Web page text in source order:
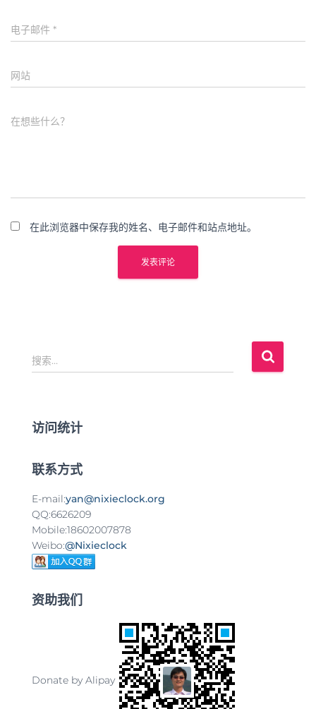
电子邮件 *
网站
在想些什么？
在此浏览器中保存我的姓名、电子邮件和站点地址。
搜
索
搜索…
访问统计
联系方式
E-mail:yan@nixieclock.org
QQ:6626209
Mobile:18602007878
Weibo:@Nixieclock
资助我们
Donate by Alipay